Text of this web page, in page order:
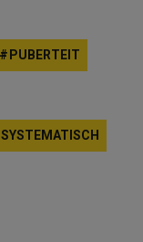
PUBERTEIT
SYSTEMATISCH